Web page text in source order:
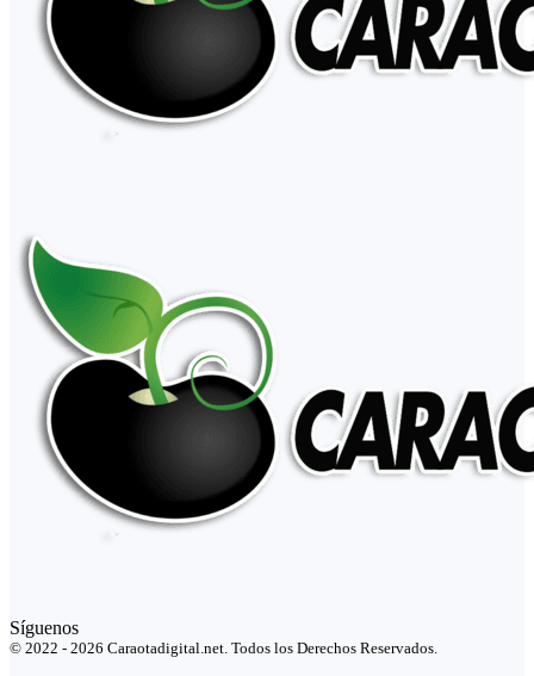
Síguenos
© 2022 - 2026 Caraotadigital.net. Todos los Derechos Reservados.